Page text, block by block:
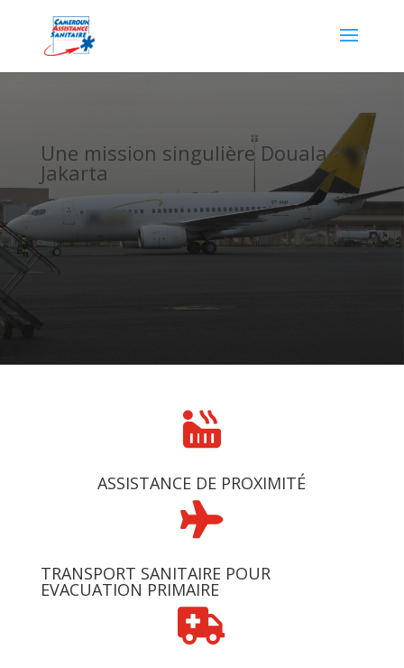
Une mission singulière Douala
Jakarta

ASSISTANCE DE PROXIMITÉ

TRANSPORT SANITAIRE POUR
EVACUATION PRIMAIRE
